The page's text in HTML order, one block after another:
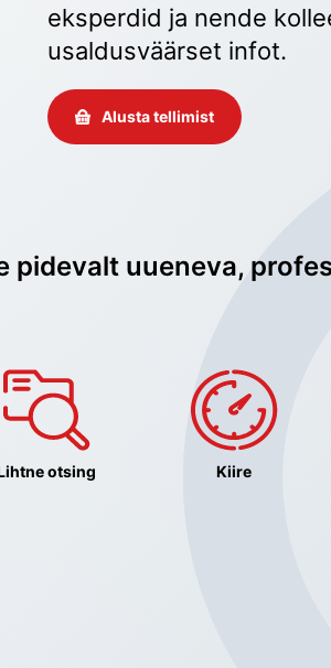
eksperdid ja nende
usaldusväärset infot.
Alusta tellimist
uueneva,
otsing Kiire